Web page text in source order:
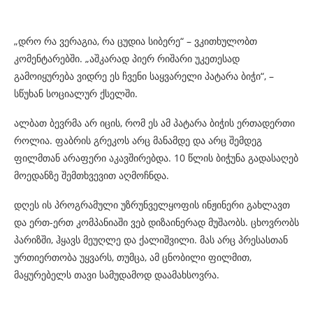
„დრო რა ვერაგია, რა ცუდია სიბერე“ – ვკითხულობთ
კომენტარებში. „აშკარად პიერ რიშარი უკეთესად
გამოიყურება ვიდრე ეს ჩვენი საყვარელი პატარა ბიჭი“, –
სწუხან სოციალურ ქსელში.
ალბათ ბევრმა არ იცის, რომ ეს ამ პატარა ბიჭის ერთადერთი
როლია. ფაბრის გრეკოს არც მანამდე და არც შემდეგ
ფილმთან არაფერი აკავშირებდა. 10 წლის ბიჭუნა გადასაღებ
მოედანზე შემთხვევით აღმოჩნდა.
დღეს ის პროგრამული უზრუნველყოფის ინჟინერი გახლავთ
და ერთ-ერთ კომპანიაში ვებ დიზაინერად მუშაობს. ცხოვრობს
პარიზში, ჰყავს მეუღლე და ქალიშვილი. მას არც პრესასთან
ურთიერთობა უყვარს, თუმცა, ამ ცნობილი ფილმით,
მაყურებელს თავი სამუდამოდ დაამახსოვრა.